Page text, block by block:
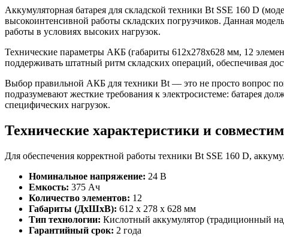
Аккумуляторная батарея для складской техники Bt SSE 160 D
высокоинтенсивной работы складских погрузчиков. Данная
работы в условиях высоких нагрузок.
Технические параметры АКБ (габариты 612x278x628 мм, 12
поддерживать штатный ритм складских операций, обеспечивая
Выбор правильной АКБ для техники Bt — это не просто вопрос
подразумевают жесткие требования к электросистеме: батарея
специфических нагрузок.
Технические характеристики и
Для обеспечения корректной работы техники Bt SSE 160 D,
Номинальное напряжение: 24 В
Емкость: 375 Ач
Количество элементов: 12
Габариты (ДхШхВ): 612 x 278 x 628 мм
Тип технологии: Кислотный аккумулятор (традиционный
Гарантийный срок: 2 года